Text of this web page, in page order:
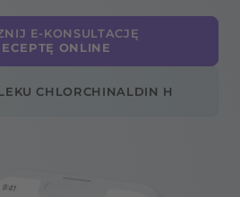
E-KONSULTACJĘ
ONLINE
CHLORCHINALDIN H